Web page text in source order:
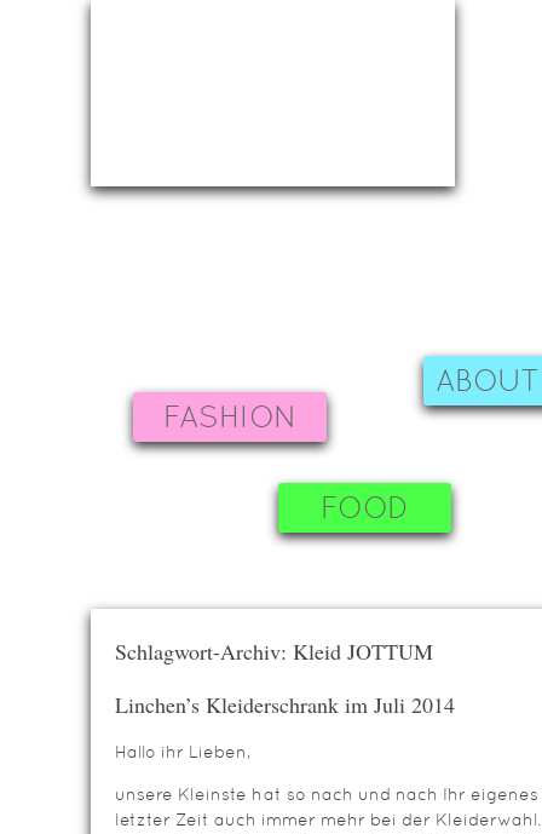
FASHION
FOOD
Schlagwort-Archiv: Kleid JOTTUM
Linchen’s Kleiderschrank im Juli 2014
Hallo ihr Lieben,
unsere Kleinste hat so nach und nach Ihr
letzter Zeit auch immer mehr bei der